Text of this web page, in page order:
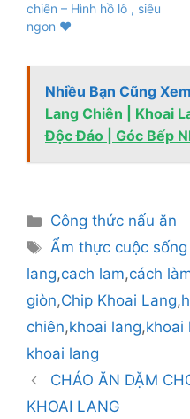
chiên – Hình hồ lô , siêu
ngon ❤
Nhiều Bạn Cũng Xem
Lang Chiên | Khoai
Độc Đáo | Góc Bếp
Danh
mục
Công thức nấu ăn
Thẻ
Ẩm thực cuộc sống
lang,cach lam,cách
giòn,Chip Khoai Lang,
chiên,khoai lang,khoai
khoai lang
CHÁO ĂN DẶM
KHOAI LANG